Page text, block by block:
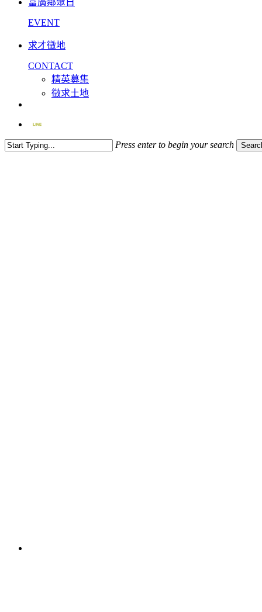
富廣鄰聚日
EVENT
求才徵地
CONTACT
精英募集
徵求土地
Press enter to begin your search